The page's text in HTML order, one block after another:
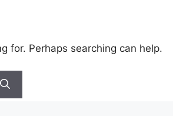
for. Perhaps searching can help.